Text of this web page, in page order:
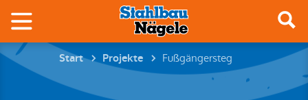
Start Projekte Fußgängersteg